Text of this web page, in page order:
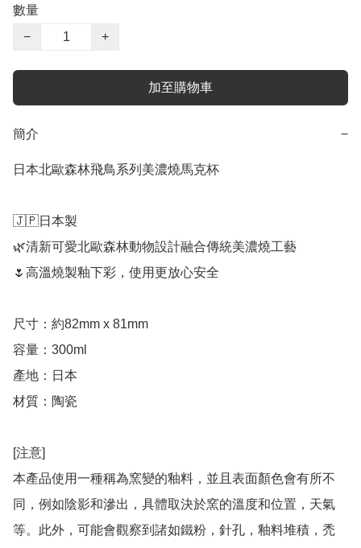
數量
−
+
加至購物車
簡介 −
日本北歐森林飛鳥系列美濃燒馬克杯
🇯🇵日本製
🌿清新可愛北歐森林動物設計融合傳統美濃燒工藝
🌷高溫燒製釉下彩，使用更放心安全
尺寸：約82mm x 81mm
容量：300ml
產地：日本
材質：陶瓷
[注意]
本產品使用一種稱為窯變的釉料，並且表面顏色會有所不
同，例如陰影和滲出，具體取決於窯的溫度和位置，天氣
等。此外，可能會觀察到諸如鐵粉，針孔，釉料堆積，禿